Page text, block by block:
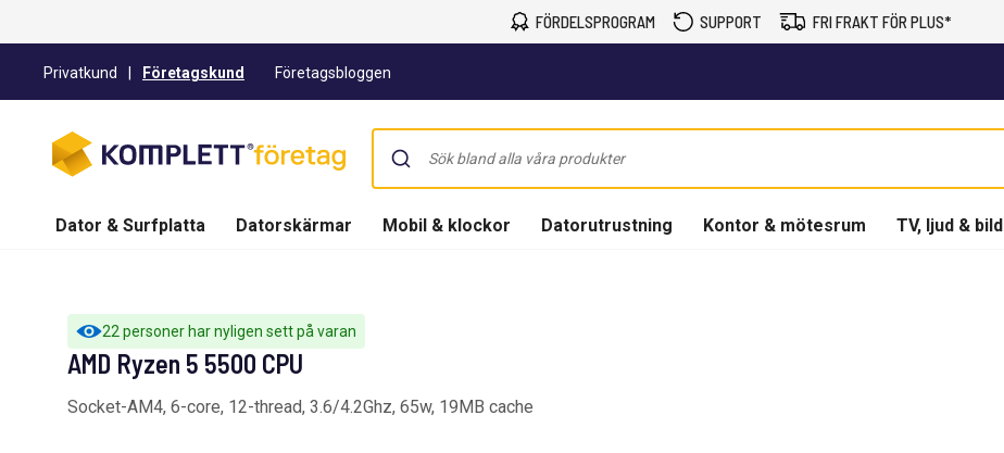
FÖRDELSPROGRAM SUPPORT FRI FRAKT FÖR PLUS*
Privatkund Företagskund Företagsbloggen
Dator & Surfplatta Datorskärmar Mobil & klockor Datorutrustning Kontor & mötesrum TV, ljud & bild
22 personer har nyligen sett på varan
AMD Ryzen 5 5500 CPU
Socket-AM4, 6-core, 12-thread, 3.6/4.2Ghz, 65w, 19MB cache